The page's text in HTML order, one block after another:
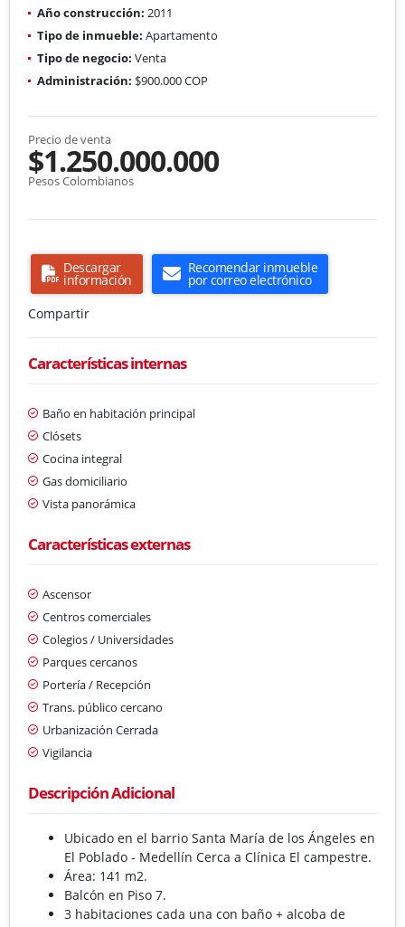
Año construcción: 2011
Tipo de inmueble: Apartamento
Tipo de negocio: Venta
Administración: $900.000 COP
Precio de venta
$1.250.000.000
Pesos Colombianos
Descargar
información
Recomendar inmueble
por correo electrónico
Compartir
Características internas
Baño en habitación principal
Clósets
Cocina integral
Gas domiciliario
Vista panorámica
Características externas
Ascensor
Centros comerciales
Colegios / Universidades
Parques cercanos
Portería / Recepción
Trans. público cercano
Urbanización Cerrada
Vigilancia
Descripción Adicional
Ubicado en el barrio Santa María de los Ángeles en
El Poblado - Medellín Cerca a Clínica El campestre.
Área: 141 m2.
Balcón en Piso 7.
3 habitaciones cada una con baño + alcoba de